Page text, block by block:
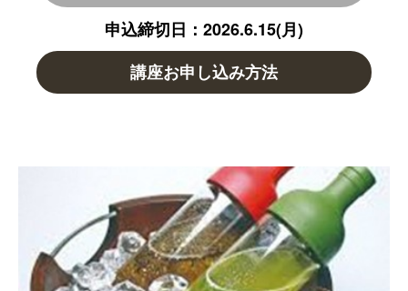
申込締切日：2026.6.15(月)
講座お申し込み方法